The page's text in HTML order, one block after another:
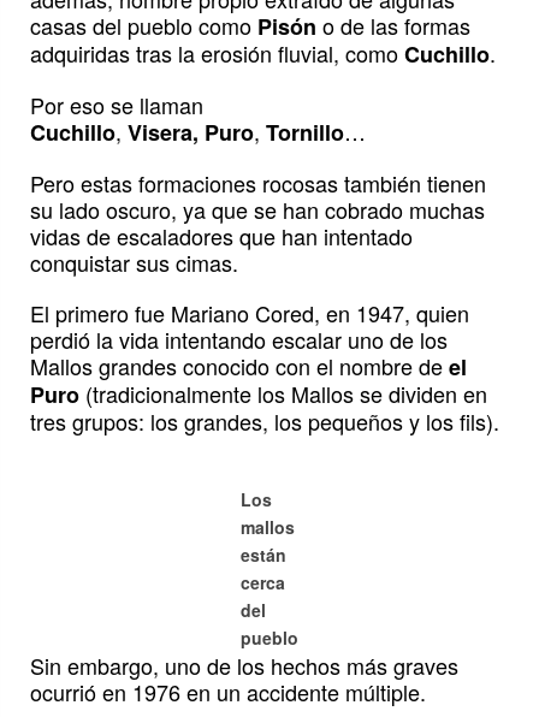
casas del pueblo como Pisón o de las formas
adquiridas tras la erosión fluvial, comoCuchillo.
Por eso se llaman
Cuchillo, Visera, Puro, Tornillo…
Pero estas formaciones rocosas también tienen
su lado oscuro, ya que se han cobrado muchas
vidas de escaladores que han intentado
conquistar sus cimas.
El primero fue Mariano Cored, en 1947, quien
perdió la vida intentando escalar uno de los
Mallos grandes conocido con el nombre deel
Puro (tradicionalmente los Mallos se dividen en
tres grupos: los grandes, los pequeños y los fils).
Los
mallos
están
cerca
del
pueblo
Sin embargo, uno de los hechos más graves
ocurrió en 1976 en un accidente múltiple.